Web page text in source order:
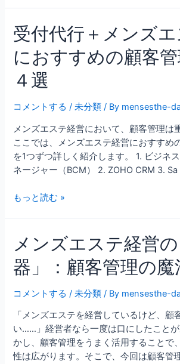
受付代行＋メンズ
におすすめの顧客
４選
コメントする /未分類 / By mensesthe-
メンズエステ経営において、顧客管理は
ここでは、メンズエステ経営におすすめ
を1つずつ詳しく紹介します。 1. ビジネ
ネージャー（BCM） 2. ZOHO CRM 3.
もっと読む »
メンズエステ経営
器」：顧客管理の魔
コメントする /未分類 / By mensesthe-
「メンズエステを経営しているけど、顧
い……」経営者なら一度は口にしたこと
かし、顧客管理をうまく活用することで
性は広がります。そこで、今回は顧客管